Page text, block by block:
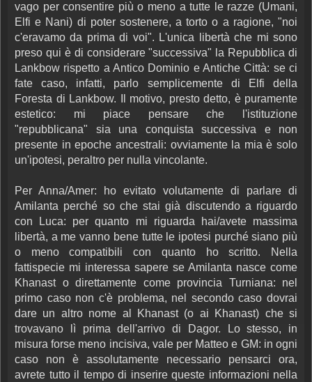
vago per consentire più o meno a tutte le razze (Umani,
Elfi e Nani) di poter sostenere, a torto o a ragione, "noi
c'eravamo da prima di voi". L'unica libertà che mi sono
preso qui è di considerare "successiva" la Repubblica di
Lankbow rispetto a Antico Dominio e Antiche Città: se ci
fate caso, infatti, parlo semplicemente di Elfi della
Foresta di Lankbow. Il motivo, presto detto, è puramente
estetico: mi piace pensare che l'istituzione
"repubblicana" sia una conquista successiva e non
presente in epoche ancestrali: ovviamente la mia è solo
un'ipotesi, peraltro per nulla vincolante.
Per Anna/Amer: ho evitato volutamente di parlare di
Amilanta perché so che stai già discutendo a riguardo
con Luca: per quanto mi riguarda hai/avete massima
libertà, a me vanno bene tutte le ipotesi purché siano più
o meno compatibili con quanto ho scritto. Nella
fattispecie mi interessa sapere se Amilanta nasce come
Khanast o direttamente come provincia Turniana: nel
primo caso non c'è problema, nel secondo caso dovrai
dare un altro nome al Khanast (o ai Khanast) che si
trovavano lì prima dell'arrivo di Dagor. Lo stesso, in
misura forse meno incisiva, vale per Matteo e GM: in ogni
caso non è assolutamente necessario pensarci ora,
avrete tutto il tempo di inserire queste informazioni nella